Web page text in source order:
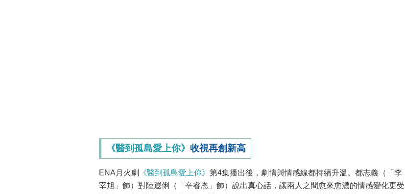
《醫到孤島愛上你》 收視再創新高
ENA月火劇 《醫到孤島愛上你》 第4集播出後，劇情與情感線都持續升溫。都志義（「李
宰旭」飾）對陸遐俐（「辛睿恩」飾）說出真心話，讓兩人之間愈來愈濃的情感變化更受